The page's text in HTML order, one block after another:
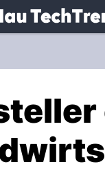
NAU.ch